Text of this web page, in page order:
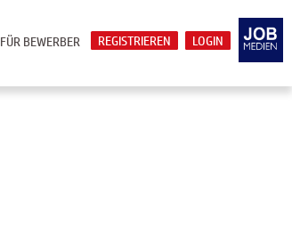
LOGIN
REGISTRIEREN
FÜR BEWERBER